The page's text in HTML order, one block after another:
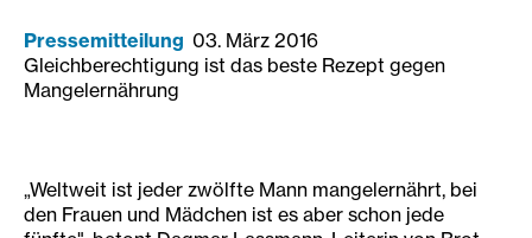
Pressemitteilung 03. März 2016
Gleichberechtigung ist das beste Rezept gegen
Mangelernährung
„Weltweit ist jeder zwölfte Mann mangelernährt, bei
den Frauen und Mädchen ist es aber schon jede